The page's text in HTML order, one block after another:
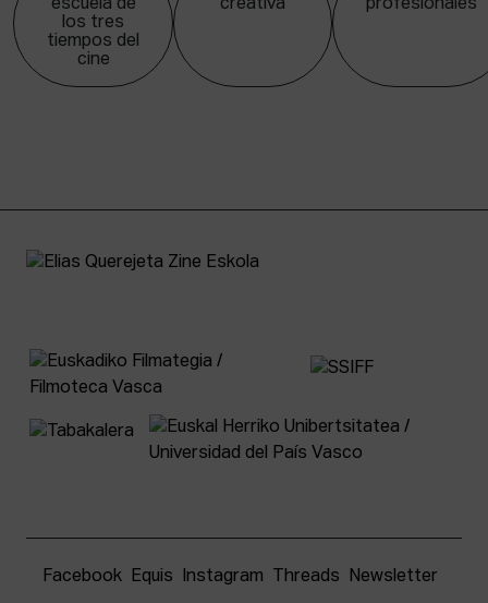
escuela de
los tres
tiempos del
cine
creativa
profesionales
Facebook Equis Instagram Threads Newsletter